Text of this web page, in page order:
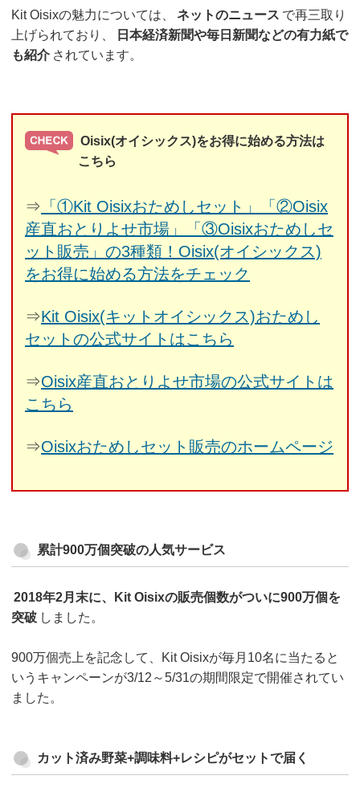
Kit Oisixの魅力については、 ネットのニュース で再三取り
上げられており、
日本経済新聞や毎日新聞などの有力紙で
も紹介 されています。
Oisix(オイシックス)をお得に始める方法は
こちら
⇒ 「①Kit Oisixおためしセット」「②Oisix
産直おとりよせ市場」「③Oisixおためしセ
ット販売」の3種類！Oisix(オイシックス)
をお得に始める方法をチェック
⇒Kit Oisix(キットオイシックス)おためし
セットの公式サイトはこちら
⇒Oisix産直おとりよせ市場の公式サイトは
こちら
⇒Oisixおためしセット販売のホームページ
累計900万個突破の人気サービス
2018年2月末に、Kit Oisixの販売個数がついに900万個を
突破 しました。
900万個売上を記念して、Kit Oisixが毎月10名に当たると
いうキャンペーンが3/12～5/31の期間限定で開催されてい
ました。
カット済み野菜+調味料+レシピがセットで届く